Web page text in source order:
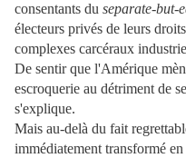
consentants du separate-but-
électeurs privés de leurs
complexes carcéraux
De sentir que l'Amérique
escroquerie au détriment de
s'explique.
Mais au-delà du fait
immédiatement transformé